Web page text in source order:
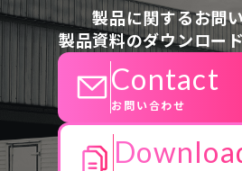
製品に関するお問
製品資料のダウンロー
Contact
お問い合わせ